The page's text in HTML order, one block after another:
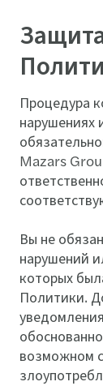
Процедура
нарушениях
Mazars
Вы не
нарушений
которых
Политики.
возможном